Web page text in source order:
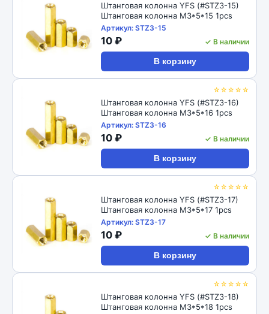
Штанговая колонна YFS (#STZ3-15)
Штанговая колонна M3*5*15 1pcs
Артикул: STZ3-15
10 ₽ ✓ В наличии
В корзину
☆☆☆☆☆
Штанговая колонна YFS (#STZ3-16)
Штанговая колонна M3*5*16 1pcs
Артикул: STZ3-16
10 ₽ ✓ В наличии
В корзину
☆☆☆☆☆
Штанговая колонна YFS (#STZ3-17)
Штанговая колонна M3*5*17 1pcs
Артикул: STZ3-17
10 ₽ ✓ В наличии
В корзину
☆☆☆☆☆
Штанговая колонна YFS (#STZ3-18)
Штанговая колонна M3*5*18 1pcs